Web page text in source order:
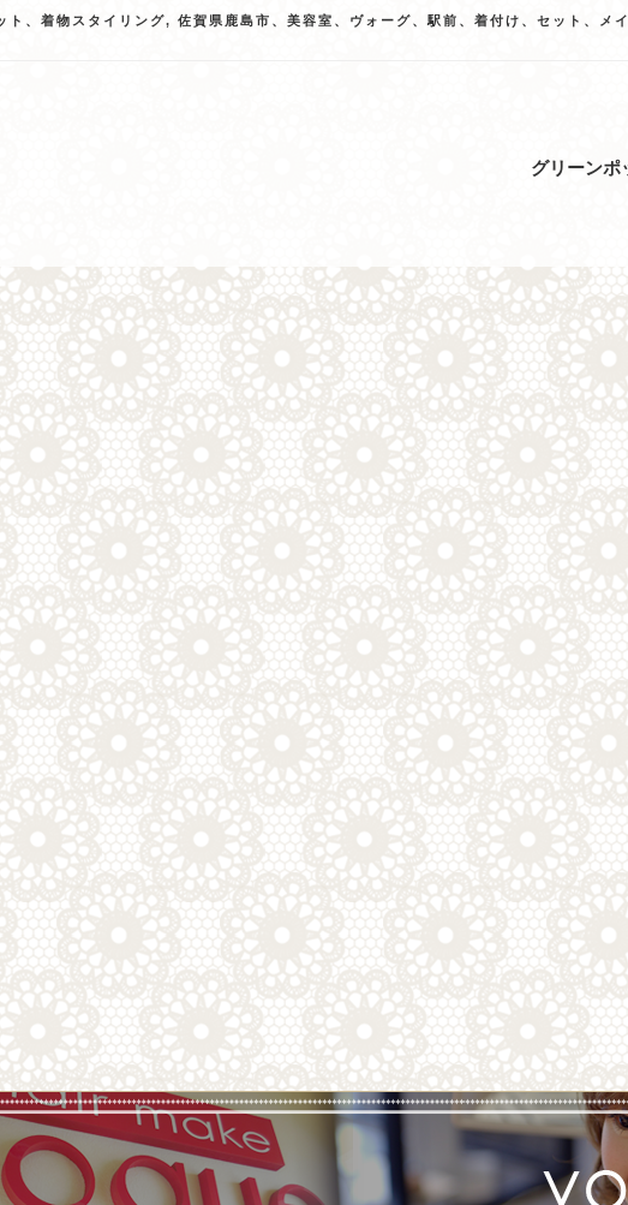
ト、着物スタイリング,佐賀県鹿島市、美容室、ヴォーグ、駅前、着付け、セット、メ
グリーンポ